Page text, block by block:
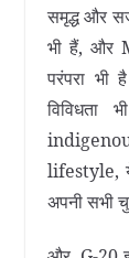
समृद्ध और
भी हैं, और
परंपरा भी
lifestyle,
अपनी सभी